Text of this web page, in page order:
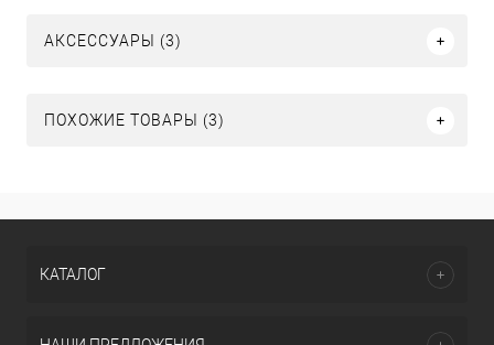
АКСЕССУАРЫ (3)
ПОХОЖИЕ ТОВАРЫ (3)
КАТАЛОГ